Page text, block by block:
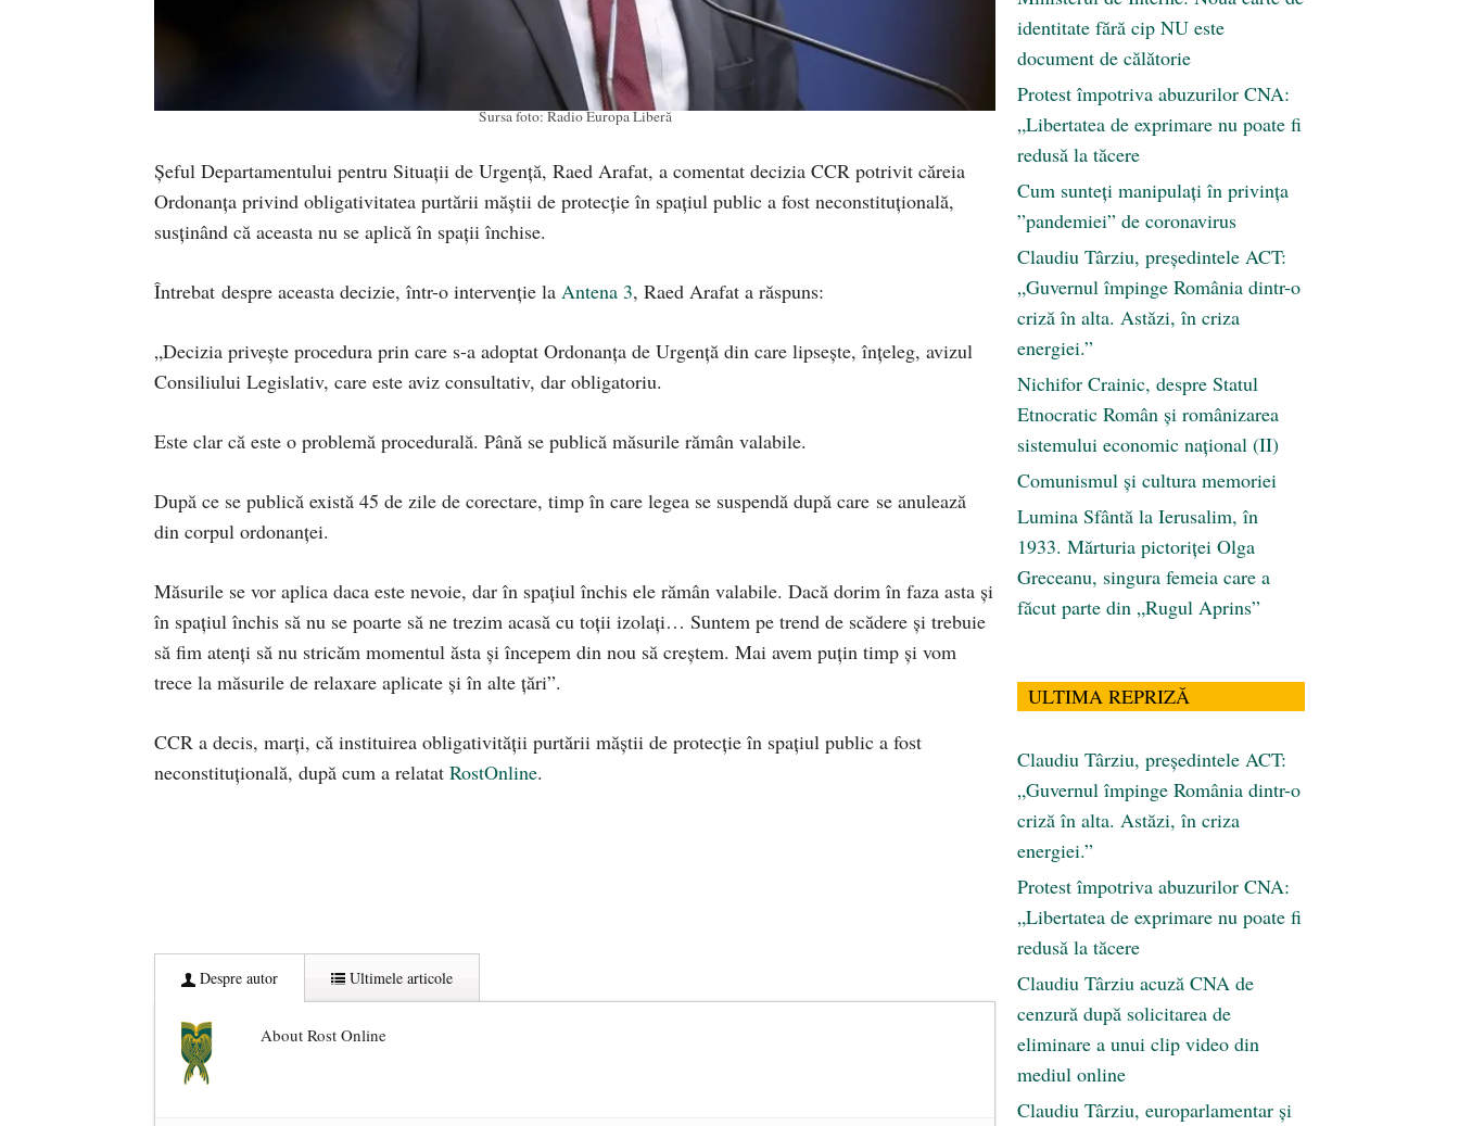
Sursa foto: Radio Europa Liberă
Șeful Departamentului pentru Situaţii de Urgenţă, Raed Arafat, a comentat decizia CCR potrivit căreia
Ordonanța privind obligativitatea purtării măștii de protecție în spațiul public a fost neconstituțională,
susținând că aceasta nu se aplică în spații închise.
Întrebat despre aceasta decizie, într-o intervenție la Antena 3, Raed Arafat a răspuns:
„Decizia privește procedura prin care s-a adoptat Ordonanţa de Urgenţă din care lipsește, înțeleg, avizul
Consiliului Legislativ, care este aviz consultativ, dar obligatoriu.
Este clar că este o problemă procedurală. Până se publică măsurile rămân valabile.
După ce se publică există 45 de zile de corectare, timp în care legea se suspendă după care se anulează
din corpul ordonanței.
Măsurile se vor aplica daca este nevoie, dar în spaţiul închis ele rămân valabile. Dacă dorim în faza asta şi
în spaţiul închis să nu se poarte să ne trezim acasă cu toții izolați… Suntem pe trend de scădere şi trebuie
să fim atenți să nu stricăm momentul ăsta şi începem din nou să creștem. Mai avem puţin timp şi vom
trece la măsurile de relaxare aplicate şi în alte ţări”.
CCR a decis, marți, că instituirea obligativității purtării măștii de protecție în spațiul public a fost
neconstituțională, după cum a relatat RostOnline.
Despre autor Ultimele articole
About Rost Online
identitate fără cip NU este
document de călătorie
Protest împotriva abuzurilor CNA:
„Libertatea de exprimare nu poate fi
redusă la tăcere
Cum sunteți manipulați în privința
”pandemiei” de coronavirus
Claudiu Târziu, președintele ACT:
„Guvernul împinge România dintr-o
criză în alta. Astăzi, în criza
energiei.”
Nichifor Crainic, despre Statul
Etnocratic Român şi românizarea
sistemului economic naţional (II)
Comunismul şi cultura memoriei
Lumina Sfântă la Ierusalim, în
1933. Mărturia pictoriței Olga
Greceanu, singura femeia care a
făcut parte din „Rugul Aprins”
ULTIMA REPRIZĂ
Claudiu Târziu, președintele ACT:
„Guvernul împinge România dintr-o
criză în alta. Astăzi, în criza
energiei.”
Protest împotriva abuzurilor CNA:
„Libertatea de exprimare nu poate fi
redusă la tăcere
Claudiu Târziu acuză CNA de
cenzură după solicitarea de
eliminare a unui clip video din
mediul online
Claudiu Târziu, europarlamentar și